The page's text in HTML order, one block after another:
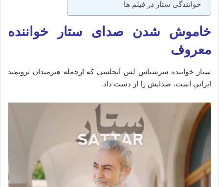
خوانندگی ستار در فیلم ها
خاموش شدن صدای ستار خواننده
معروف
ستار خواننده سرشناس لس‌ آنجلسی که ازجمله هنرمندان ثروتمند
ایرانی است، صدایش را از دست داد.